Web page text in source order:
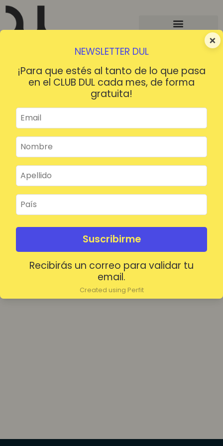
×
NEWSLETTER DUL
¡Para que estés al tanto de lo que pasa
en el CLUB DUL cada mes, de forma
gratuita!
Suscribirme
Recibirás un correo para validar tu
email.
Created using Perfit
¡HOLA!
Mantenerme conectado
Acceder